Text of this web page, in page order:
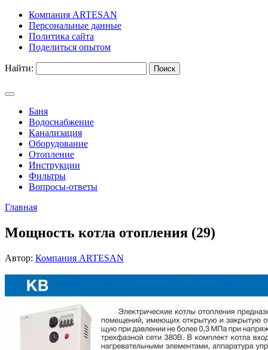
Компания ARTESAN
Персональные данные
Политика сайта
Поделиться опытом
Найти:
Баня
Водоснабжение
Канализация
Оборудование
Отопление
Инструкции
Фильтры
Вопросы-ответы
Главная
Мощность котла отопления (29)
Автор: Компания ARTESAN